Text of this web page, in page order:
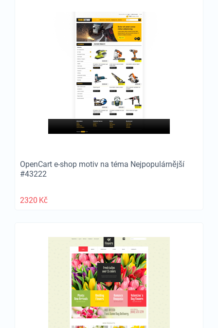
OpenCart e-shop motiv na téma Nejpopulárnější
#43222
2320 Kč